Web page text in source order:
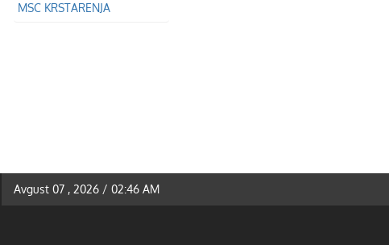
MSC KRSTARENJA
Avgust 07 , 2026 / 02:46 AM